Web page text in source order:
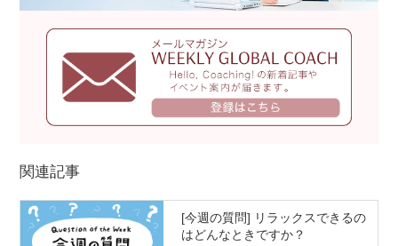
関連記事
[今週の質問] リラックスできるの
はどんなときですか？